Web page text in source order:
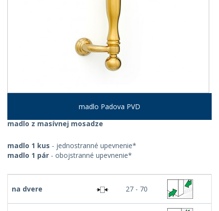
madlo Padova PVD
madlo z masívnej mosadze
madlo 1 kus - jednostranné upevnenie*
madlo 1 pár - obojstranné upevnenie*
na dvere 27 - 70